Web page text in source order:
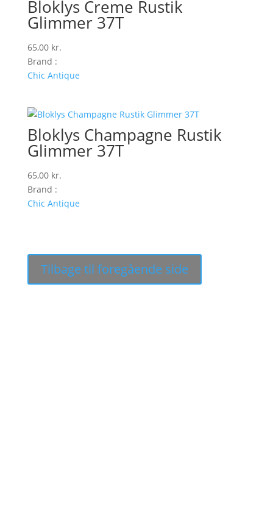
Bloklys Creme Rustik
Glimmer 37T
65,00 kr.
Brand :
Chic Antique
Bloklys Champagne Rustik
Glimmer 37T
65,00 kr.
Brand :
Chic Antique